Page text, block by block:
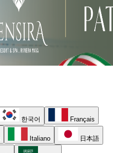
한국어 Français
Italiano 日本語